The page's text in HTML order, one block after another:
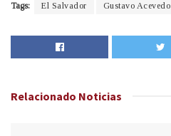
Tags: El Salvador Gustavo Acevedo
Relacionado Noticias